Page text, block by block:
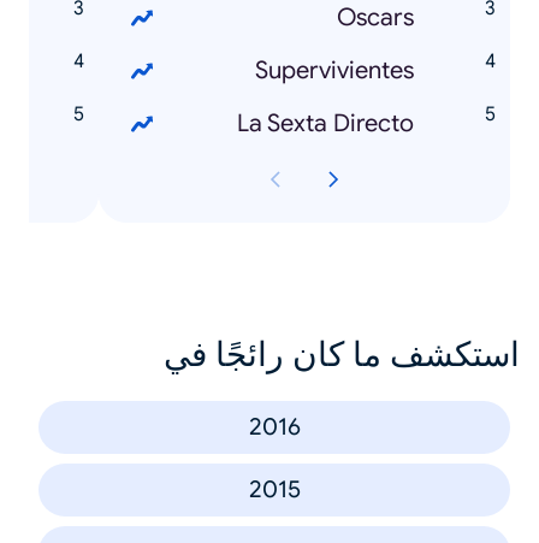
Oscars
Supervivientes
La Sexta Directo
استكشف ما كان رائجًا في
2016
2015